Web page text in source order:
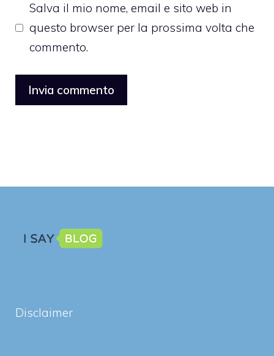
Salva il mio nome, email e sito web in
questo browser per la prossima volta che
commento.
Disclaimer